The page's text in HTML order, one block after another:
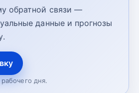
обратной связи —
данные и прогнозы
дня.